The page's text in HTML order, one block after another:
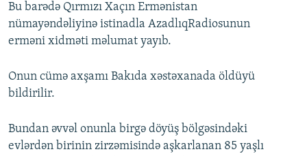
Bu barədə Qırmızı Xaçın Ermənistan
nümayəndəliyinə istinadla AzadlıqRadiosunun
erməni xidməti məlumat yayıb.
Onun cümə axşamı Bakıda xəstəxanada öldüyü
bildirilir.
Bundan əvvəl onunla birgə döyüş bölgəsindəki
evlərdən birinin zirzəmisində aşkarlanan 85 yaşlı